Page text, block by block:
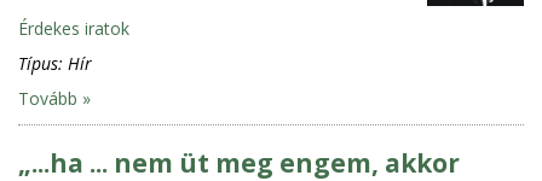
Érdekes iratok
Típus: Hír
Tovább »
„...ha ... nem üt meg engem, akkor